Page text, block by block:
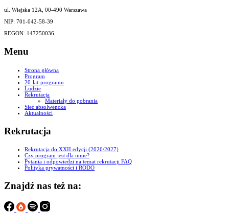
ul. Wiejska 12A, 00-490 Warszawa
NIP: 701-042-58-39
REGON: 147250036
Menu
Strona główna
Program
20-lat-programu
Ludzie
Rekrutacja
Materiały do pobrania
Sieć absolwencka
Aktualności
Rekrutacja
Rekrutacja do XXII edycji (2026/2027)
Czy program jest dla mnie?
Pytania i odpowiedzi na temat rekrutacji FAQ
Polityka prywatności i RODO
Znajdź nas też na: